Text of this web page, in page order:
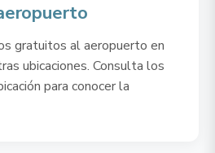
gratuitos al aeropuerto en
ubicaciones. Consulta los
para conocer la